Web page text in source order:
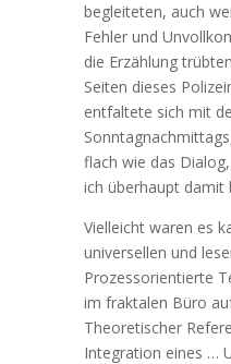
begleiteten, auch
Fehler und
die Erzählung
Seiten dieses
entfaltete sich mit
flach wie das
ich überhaupt damit
Vielleicht waren es
universellen und
Prozessorientierte
im fraktalen Büro
Theoretischer
Integration eines …